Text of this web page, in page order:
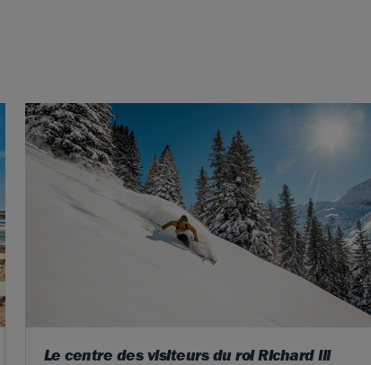
Le centre des visiteurs du roi Richard III